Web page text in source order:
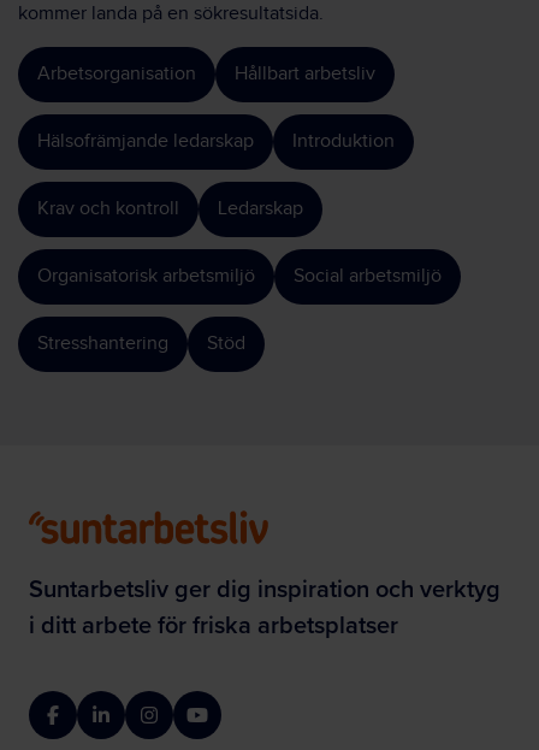
kommer landa på en sökresultatsida.
Arbetsorganisation Hållbart arbetsliv
Hälsofrämjande ledarskap Introduktion
Krav och kontroll Ledarskap
Organisatorisk arbetsmiljö Social arbetsmiljö
Stresshantering Stöd
Suntarbetsliv ger dig inspiration och verktyg
i ditt arbete för friska arbetsplatser
FacebookLinkedInInstagramYouTube